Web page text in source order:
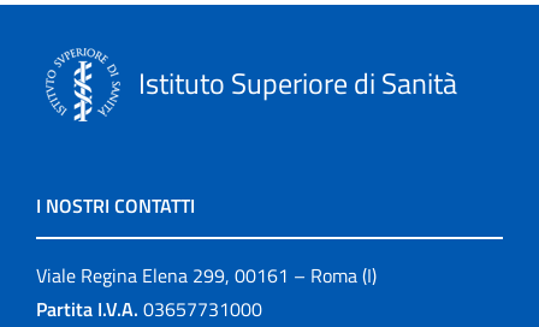
Istituto Superiore di Sanità
I NOSTRI CONTATTI
Viale Regina Elena 299, 00161 – Roma (I)
Partita I.V.A. 03657731000